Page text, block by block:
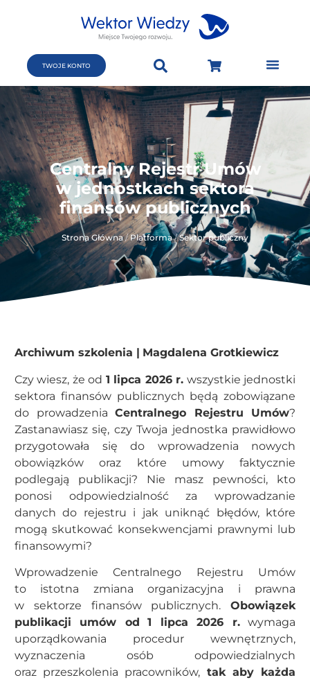
TWOJE KONTO
Centralny Rejestr Umów
w jednostkach sektora
finansów publicznych
Strona Główna/Platforma/Sektor publiczny
Archiwum szkolenia | Magdalena Grotkiewicz
Czy wiesz, że od 1 lipca 2026 r. wszystkie jednostki
sektora finansów publicznych będą zobowiązane
do prowadzenia Centralnego Rejestru Umów?
Zastanawiasz się, czy Twoja jednostka prawidłowo
przygotowała się do wprowadzenia nowych
obowiązków oraz które umowy faktycznie
podlegają publikacji? Nie masz pewności, kto
ponosi odpowiedzialność za wprowadzanie
danych do rejestru i jak uniknąć błędów, które
mogą skutkować konsekwencjami prawnymi lub
finansowymi?
Wprowadzenie Centralnego Rejestru Umów
to istotna zmiana organizacyjna i prawna
w sektorze finansów publicznych. Obowiązek
publikacji umów od
1 lipca 2026 r.wymaga
uporządkowania procedur wewnętrznych,
wyznaczenia osób odpowiedzialnych
oraz przeszkolenia pracowników, tak aby każda